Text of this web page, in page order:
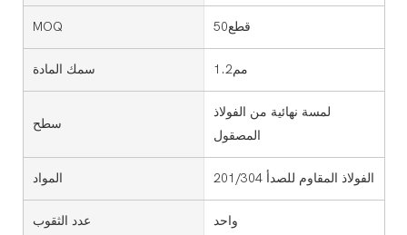
MOQ قطع50
سمك المادة مم1.2
سطح
لمسة نهائية من الفولاذ
المصقول
المواد الفولاذ المقاوم للصدأ 201/304
عدد الثقوب واحد